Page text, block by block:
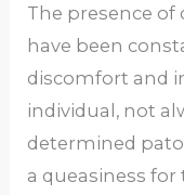
The presence of
have been
discomfort and
individual, not
determined
a queasiness for